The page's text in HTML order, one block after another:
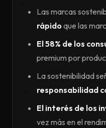
Las marcas
rápido que las
El 58% de los
premium por
La sostenibilidad
responsabilidad
El interés de los
vez más en el